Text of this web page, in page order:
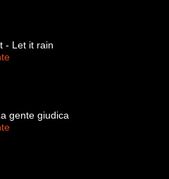
- Let it rain
gente giudica